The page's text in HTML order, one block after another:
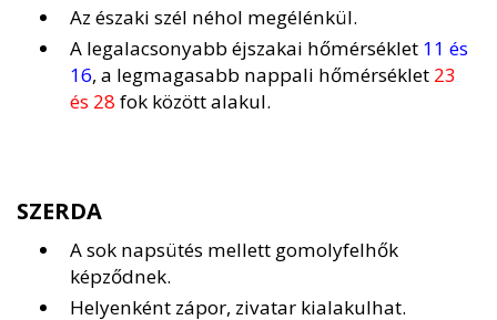
Az északi szél néhol megélénkül.
A legalacsonyabb éjszakai hőmérséklet 11 és
16, a legmagasabb nappali hőmérséklet 23
és 28 fok között alakul.
SZERDA
A sok napsütés mellett gomolyfelhők
képződnek.
Helyenként zápor, zivatar kialakulhat.